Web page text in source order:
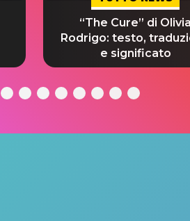
“The Cure” di Olivia
Rodrigo: testo,
e significato